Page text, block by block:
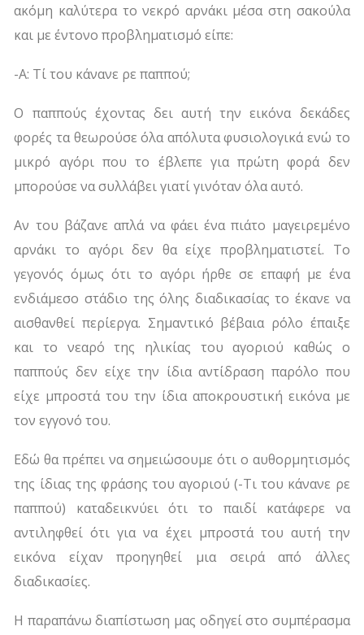
ακόμη καλύτερα το νεκρό αρνάκι μέσα στη σακούλα
και με έντονο προβληματισμό είπε:
-Α: Τί του κάνανε ρε παππού;
Ο παππούς έχοντας δει αυτή την εικόνα δεκάδες
φορές τα θεωρούσε όλα απόλυτα φυσιολογικά ενώ το
μικρό αγόρι που το έβλεπε για πρώτη φορά δεν
μπορούσε να συλλάβει γιατί γινόταν όλα αυτό.
Αν του βάζανε απλά να φάει ένα πιάτο μαγειρεμένο
αρνάκι το αγόρι δεν θα είχε προβληματιστεί. Το
γεγονός όμως ότι το αγόρι ήρθε σε επαφή με ένα
ενδιάμεσο στάδιο της όλης διαδικασίας το έκανε να
αισθανθεί περίεργα. Σημαντικό βέβαια ρόλο έπαιξε
και το νεαρό της ηλικίας του αγοριού καθώς ο
παππούς δεν είχε την ίδια αντίδραση παρόλο που
είχε μπροστά του την ίδια αποκρουστική εικόνα με
τον εγγονό του.
Εδώ θα πρέπει να σημειώσουμε ότι ο αυθορμητισμός
της ίδιας της φράσης του αγοριού (-Τι του κάνανε ρε
παππού) καταδεικνύει ότι το παιδί κατάφερε να
αντιληφθεί ότι για να έχει μπροστά του αυτή την
εικόνα είχαν προηγηθεί μια σειρά από άλλες
διαδικασίες.
Η παραπάνω διαπίστωση μας οδηγεί στο συμπέρασμα